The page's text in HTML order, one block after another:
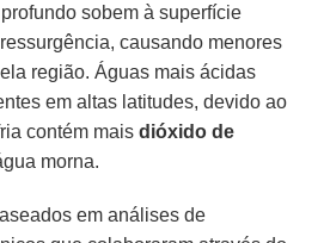
sobem à superfície
causando menores
região. Águas mais ácidas
em altas latitudes, devido ao
contém maisdióxido de
morna.
em análises de